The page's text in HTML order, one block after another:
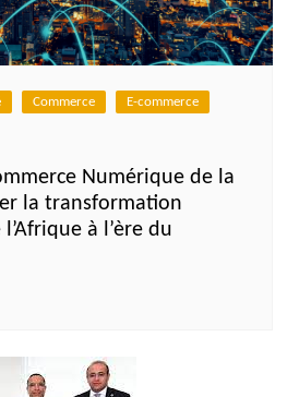
Commerce E-commerce
Numérique de la
la transformation
à l’ère du